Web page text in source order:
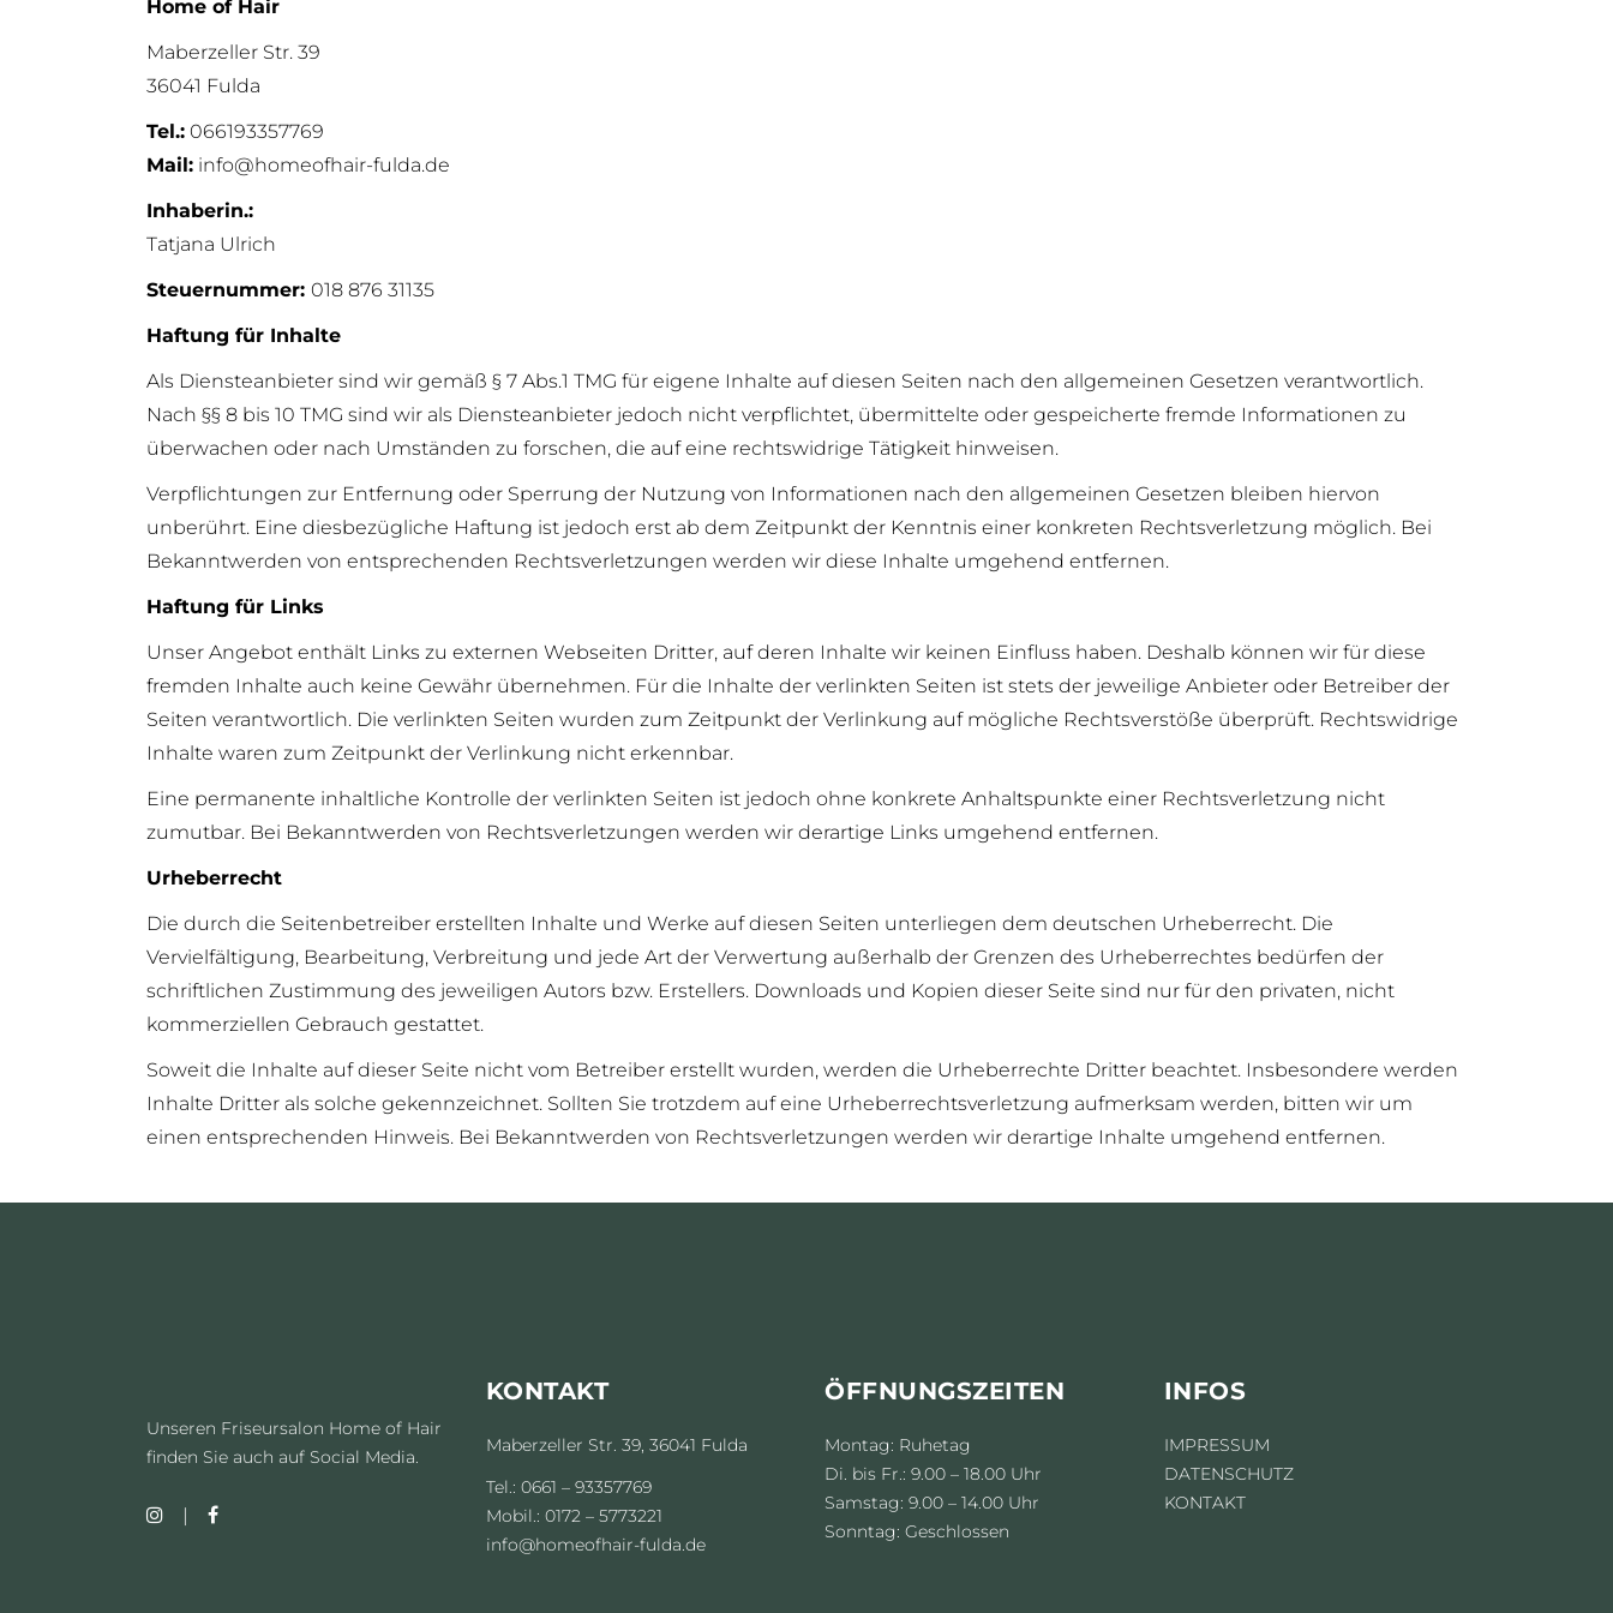
Home of Hair
Maberzeller Str. 39
36041 Fulda
Tel.: 066193357769
Mail: info@homeofhair-fulda.de
Inhaberin.:
Tatjana Ulrich
Steuernummer: 018 876 31135
Haftung für Inhalte
Als Diensteanbieter sind wir gemäß § 7 Abs.1 TMG für eigene Inhalte auf diesen Seiten nach den allgemeinen Gesetzen verantwortlich.
Nach §§ 8 bis 10 TMG sind wir als Diensteanbieter jedoch nicht verpflichtet, übermittelte oder gespeicherte fremde Informationen zu
überwachen oder nach Umständen zu forschen, die auf eine rechtswidrige Tätigkeit hinweisen.
Verpflichtungen zur Entfernung oder Sperrung der Nutzung von Informationen nach den allgemeinen Gesetzen bleiben hiervon
unberührt. Eine diesbezügliche Haftung ist jedoch erst ab dem Zeitpunkt der Kenntnis einer konkreten Rechtsverletzung möglich. Bei
Bekanntwerden von entsprechenden Rechtsverletzungen werden wir diese Inhalte umgehend entfernen.
Haftung für Links
Unser Angebot enthält Links zu externen Webseiten Dritter, auf deren Inhalte wir keinen Einfluss haben. Deshalb können wir für diese
fremden Inhalte auch keine Gewähr übernehmen. Für die Inhalte der verlinkten Seiten ist stets der jeweilige Anbieter oder Betreiber der
Seiten verantwortlich. Die verlinkten Seiten wurden zum Zeitpunkt der Verlinkung auf mögliche Rechtsverstöße überprüft. Rechtswidrige
Inhalte waren zum Zeitpunkt der Verlinkung nicht erkennbar.
Eine permanente inhaltliche Kontrolle der verlinkten Seiten ist jedoch ohne konkrete Anhaltspunkte einer Rechtsverletzung nicht
zumutbar. Bei Bekanntwerden von Rechtsverletzungen werden wir derartige Links umgehend entfernen.
Urheberrecht
Die durch die Seitenbetreiber erstellten Inhalte und Werke auf diesen Seiten unterliegen dem deutschen Urheberrecht. Die
Vervielfältigung, Bearbeitung, Verbreitung und jede Art der Verwertung außerhalb der Grenzen des Urheberrechtes bedürfen der
schriftlichen Zustimmung des jeweiligen Autors bzw. Erstellers. Downloads und Kopien dieser Seite sind nur für den privaten, nicht
kommerziellen Gebrauch gestattet.
Soweit die Inhalte auf dieser Seite nicht vom Betreiber erstellt wurden, werden die Urheberrechte Dritter beachtet. Insbesondere werden
Inhalte Dritter als solche gekennzeichnet. Sollten Sie trotzdem auf eine Urheberrechtsverletzung aufmerksam werden, bitten wir um
einen entsprechenden Hinweis. Bei Bekanntwerden von Rechtsverletzungen werden wir derartige Inhalte umgehend entfernen.
Unseren Friseursalon Home of Hair
finden Sie auch auf Social Media.
KONTAKT
Maberzeller Str. 39, 36041 Fulda
Tel.: 0661 – 93357769
Mobil.: 0172 – 5773221
info@homeofhair-fulda.de
ÖFFNUNGSZEITEN
Montag: Ruhetag
Di. bis Fr.: 9.00 – 18.00 Uhr
Samstag: 9.00 – 14.00 Uhr
Sonntag: Geschlossen
INFOS
IMPRESSUM
DATENSCHUTZ
KONTAKT